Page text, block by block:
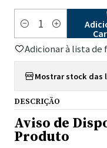
Quantidade
Adicionar à lista de
Mostrar stock das
DESCRIÇÃO
Aviso de
Produto